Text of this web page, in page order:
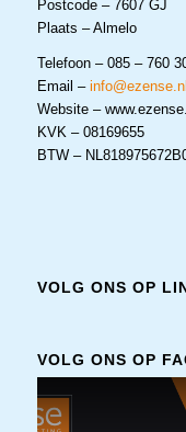
Postcode – 7607 GJ
Plaats – Almelo
Telefoon – 085 – 760
Email – info@ezense.nl
Website –
KVK – 08169655
BTW –
VOLG ONS OP
VOLG ONS OP